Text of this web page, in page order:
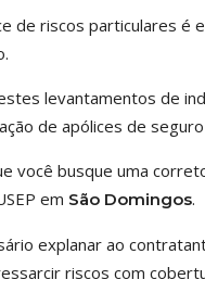
de riscos particulares
levantamentos de
de apólices de
você busque uma
em São Domingos.
explanar ao
riscos com